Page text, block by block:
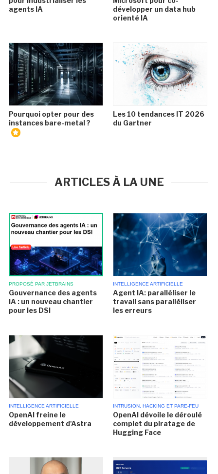
agents IA
développer un data hub
orienté IA
Pourquoi opter pour des
instances bare-metal ?
Les 10 tendances IT 2026
du Gartner
ARTICLES À LA UNE
PROPOSÉ PAR JETBRAINS
Gouvernance des agents
IA : un nouveau chantier
pour les DSI
INTELLIGENCE ARTIFICIELLE
Agent IA: paralléliser le
travail sans paralléliser
les erreurs
INTELLIGENCE ARTIFICIELLE
OpenAI freine le
développement d'Astra
INTRUSION, HACKING ET PARE-FEU
OpenAI dévoile le déroulé
complet du piratage de
Hugging Face